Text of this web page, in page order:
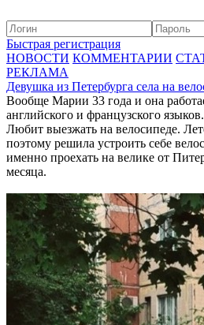
Быстрая регистрация
НОВОСТИ КОММЕНТАРИИ
РЕКЛАМА
Девушка из Петербурга села на
Вообще Марии 33 года и она
английского и французского
Любит выезжать на велосипеде.
поэтому решила устроить себе
именно проехать на велике от
месяца.